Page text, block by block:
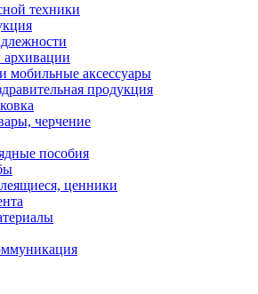
техники
мобильные аксессуары
продукция
черчение
пособия
ценники